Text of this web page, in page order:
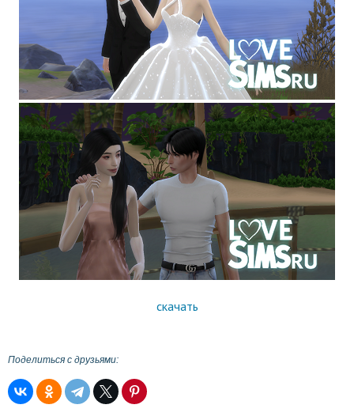
скачать
Поделиться с друзьями: